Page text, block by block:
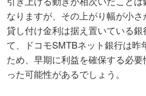
なりますが、その上がり幅が小
貸し付け金利は据え置いている
て、ドコモSMTBネット銀行は昨
ため、早期に利益を確保する必
った可能性があるでしょう。